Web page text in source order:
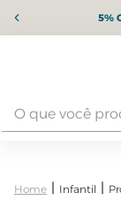
5%
Infantil